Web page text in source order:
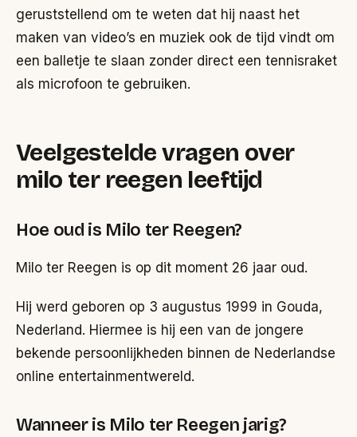
geruststellend om te weten dat hij naast het
maken van video’s en muziek ook de tijd vindt om
een balletje te slaan zonder direct een tennisraket
als microfoon te gebruiken.
Veelgestelde vragen over
milo ter reegen leeftijd
Hoe oud is Milo ter Reegen?
Milo ter Reegen is op dit moment 26 jaar oud.
Hij werd geboren op 3 augustus 1999 in Gouda,
Nederland. Hiermee is hij een van de jongere
bekende persoonlijkheden binnen de Nederlandse
online entertainmentwereld.
Wanneer is Milo ter Reegen jarig?